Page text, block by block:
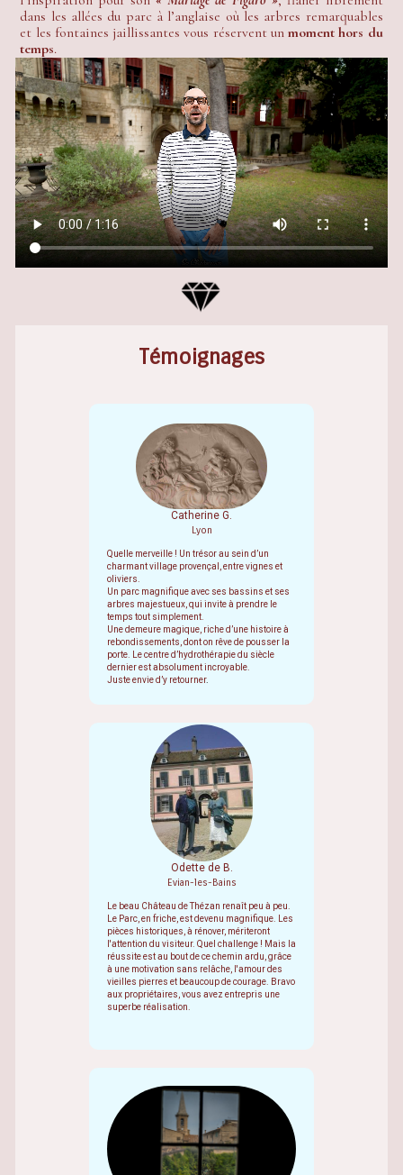
dans les allées du parc à l’anglaise où les arbres remarquables
et les fontaines jaillissantes vous réservent unmoment hors du
temps.
Témoignages
Catherine G.
Lyon
Quelle merveille ! Un trésor au sein d’un
charmant village provençal, entre vignes et
oliviers.
Un parc magnifique avec ses bassins et ses
arbres majestueux, qui invite à prendre le
temps tout simplement.
Une demeure magique, riche d’une histoire à
rebondissements, dont on rêve de pousser la
porte. Le centre d’hydrothérapie du siècle
dernier est absolument incroyable.
Juste envie d’y retourner.
Odette de B.
Evian-les-Bains
Le beau Château de Thézan renaît peu à peu.
Le Parc, en friche, est devenu magnifique. Les
pièces historiques, à rénover, mériteront
l'attention du visiteur. Quel challenge ! Mais la
réussite est au bout de ce chemin ardu, grâce
à une motivation sans relâche, l'amour des
vieilles pierres et beaucoup de courage. Bravo
aux propriétaires, vous avez entrepris une
superbe réalisation.